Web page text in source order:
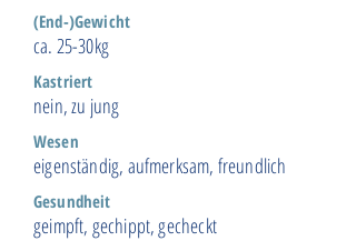
(End-)Gewicht
ca. 25-30kg
Kastriert
nein, zu jung
Wesen
eigenständig, aufmerksam, freundlich
Gesundheit
geimpft, gechippt, gecheckt